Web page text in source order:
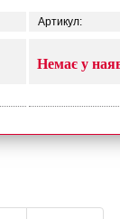
Артикул:
Немає у